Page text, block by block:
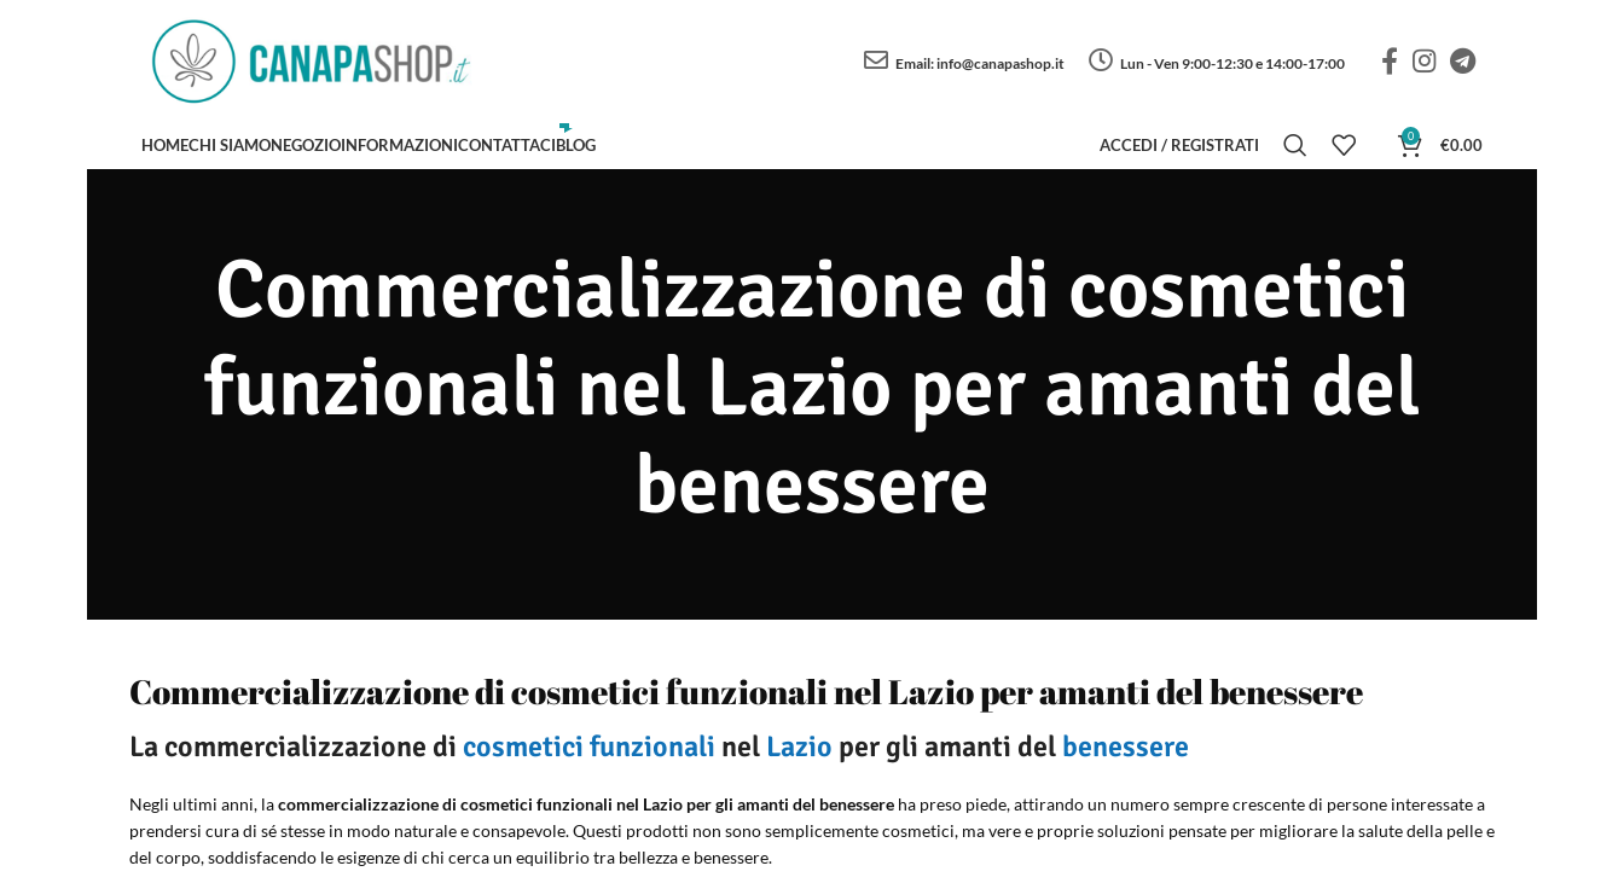
Email:info@canapashop.it Lun - Ven 9:00-12:30 e 14:00-17:00
HOMECHI SIAMONEGOZIOINFORMAZIONICONTATTACIBLOG ACCEDI / REGISTRATI 0 €0.00
Commercializzazione di cosmetici
funzionali nel Lazio per amanti del
benessere
Commercializzazione di cosmetici funzionali nel Lazio per amanti del benessere
La commercializzazione di cosmetici funzionali nel Lazio per gli amanti del benessere
Negli ultimi anni, lacommercializzazione di cosmetici funzionali nel Lazio per gli amanti del benessere ha preso piede, attirando un numero sempre crescente di persone interessate a
prendersi cura di sé stesse in modo naturale e consapevole. Questi prodotti non sono semplicemente cosmetici, ma vere e proprie soluzioni pensate per migliorare la salute della pelle e
del corpo, soddisfacendo le esigenze di chi cerca un equilibrio tra bellezza e benessere.